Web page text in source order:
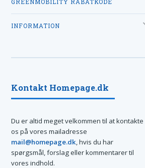
GREENMOBILITY RABATKODE
INFORMATION
Kontakt Homepage.dk
Du er altid meget velkommen til at kontakte
os på vores mailadresse
mail@homepage.dk, hvis du har
spørgsmål, forslag eller kommentarer til
vores indhold.